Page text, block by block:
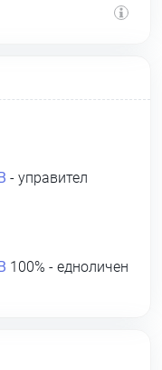
- управител
100% - едноличен